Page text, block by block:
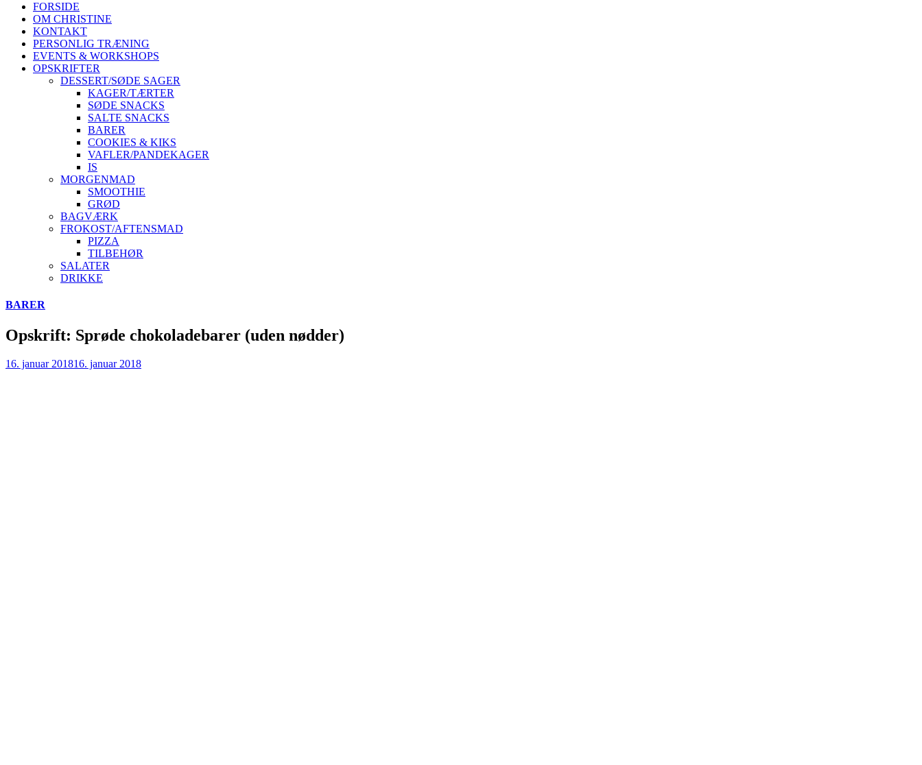
FORSIDE
OM CHRISTINE
KONTAKT
PERSONLIG TRÆNING
EVENTS & WORKSHOPS
OPSKRIFTER
DESSERT/SØDE SAGER
KAGER/TÆRTER
SØDE SNACKS
SALTE SNACKS
BARER
COOKIES & KIKS
VAFLER/PANDEKAGER
IS
MORGENMAD
SMOOTHIE
GRØD
BAGVÆRK
FROKOST/AFTENSMAD
PIZZA
TILBEHØR
SALATER
DRIKKE
Skip
content
BARER
Opskrift: Sprøde chokoladebarer (uden nødder)
16. januar 201816. januar 2018